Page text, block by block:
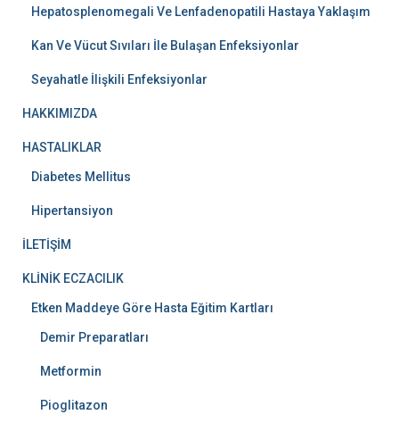
Hepatosplenomegali Ve Lenfadenopatili Hastaya Yaklaşım
Kan Ve Vücut Sıvıları İle Bulaşan Enfeksiyonlar
Seyahatle İlişkili Enfeksiyonlar
HAKKIMIZDA
HASTALIKLAR
Diabetes Mellitus
Hipertansiyon
İLETİŞİM
KLİNİK ECZACILIK
Etken Maddeye Göre Hasta Eğitim Kartları
Demir Preparatları
Metformin
Pioglitazon